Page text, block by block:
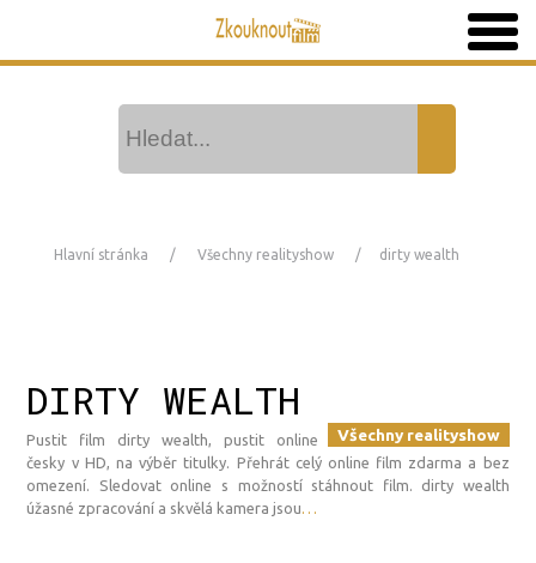
Hlavní stránka Všechny realityshow dirty wealth
DIRTY WEALTH
Všechny realityshow
Pustit film dirty wealth, pustit online
česky v HD, na výběr titulky. Přehrát celý online film zdarma a bez
omezení. Sledovat online s možností stáhnout film. dirty wealth
úžasné zpracování a skvělá kamera jsou